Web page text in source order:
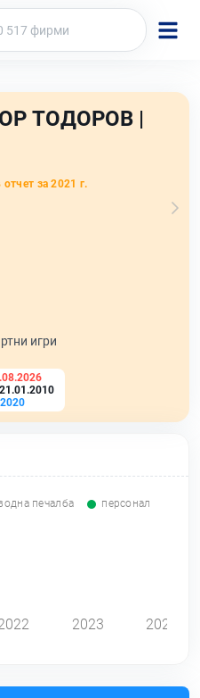
ТОДОРОВ |
за 2021 г.
игри
21.01.2010
2020
печалба персонал
2023 2024